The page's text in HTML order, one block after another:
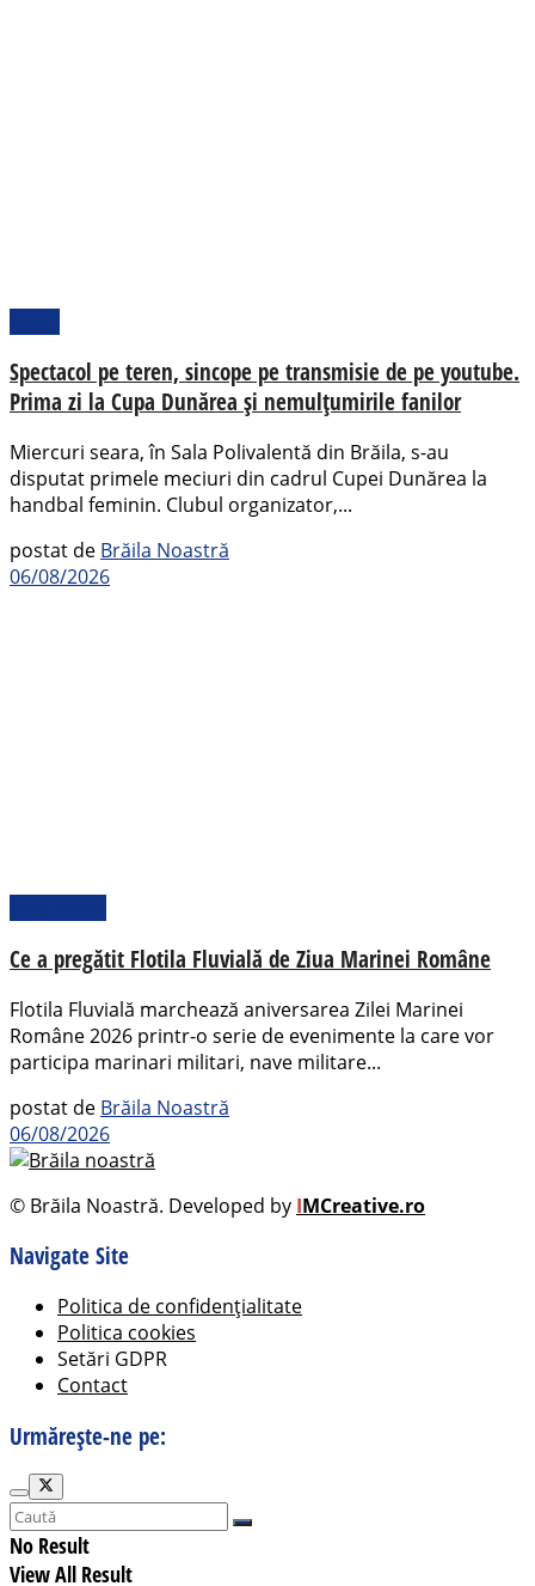
Spectacol pe teren, sincope pe transmisie de pe youtube.
Prima zi la Cupa Dunărea și nemulțumirile fanilor
Miercuri seara, în Sala Polivalentă din Brăila, s-au
disputat primele meciuri din cadrul Cupei Dunărea la
handbal feminin. Clubul organizator,...
postat de Brăila Noastră
06/08/2026
Ce a pregătit Flotila Fluvială de Ziua Marinei Române
Flotila Fluvială marchează aniversarea Zilei Marinei
Române 2026 printr-o serie de evenimente la care vor
participa marinari militari, nave militare...
postat de Brăila Noastră
06/08/2026
© Brăila Noastră. Developed by IMCreative.ro
Navigate Site
Politica de confidențialitate
Politica cookies
Setări GDPR
Contact
Urmărește-ne pe:
No Result
View All Result